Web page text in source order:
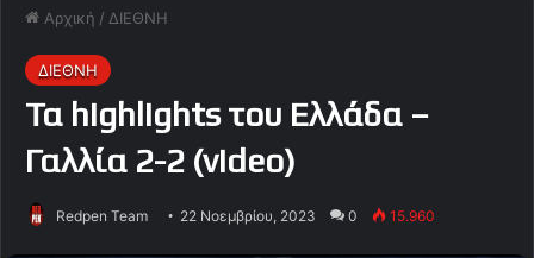
Αρχική / ΔΙΕΘΝΗ
ΔΙΕΘΝΗ
Τα highlights του Ελλάδα –
Γαλλία 2-2 (video)
Redpen Team 22 Νοεμβρίου, 2023 0 15.960